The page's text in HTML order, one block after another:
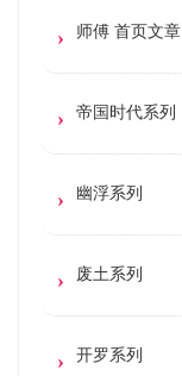
师傅 首页文章
帝国时代系列
幽浮系列
废土系列
开罗系列